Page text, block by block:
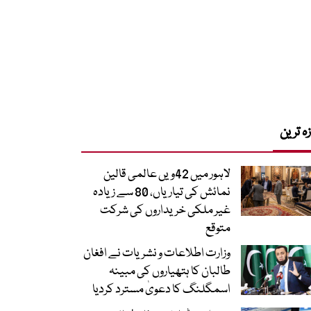
ترین
لاہور میں 42ویں عالمی قالین
نمائش کی تیاریاں، 80 سے زیادہ
غیر ملکی خریداروں کی شرکت
متوقع
وزارت اطلاعات و نشریات نے افغان
طالبان کا ہتھیاروں کی مبینہ
اسمگلنگ کا دعویٰ مسترد کردیا